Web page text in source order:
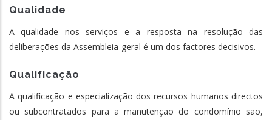
Qualidade
A qualidade nos serviços e a resposta na resolução das
deliberações da Assembleia-geral é um dos factores decisivos.
Qualificação
A qualificação e especialização dos recursos humanos directos
ou subcontratados para a manutenção do condomínio são,